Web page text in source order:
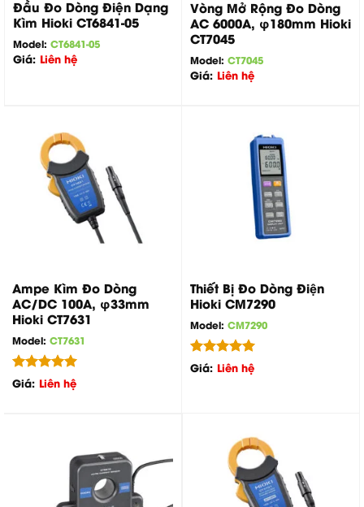
Đầu Đo Dòng Điện Dạng
Kìm Hioki CT6841-05
Model: CT6841-05
Giá: Liên hệ
Vòng Mở Rộng Đo Dòng
AC 6000A, φ180mm Hioki
CT7045
Model: CT7045
Giá: Liên hệ
Ampe Kìm Đo Dòng
AC/DC 100A, φ33mm
Hioki CT7631
Model: CT7631
Được xếp
Giá: Liên hệ
Thiết Bị Đo Dòng Điện
Hioki CM7290
Model: CM7290
Được xếp
Giá: Liên hệ